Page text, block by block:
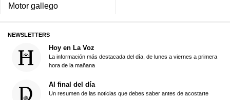
Motor gallego
NEWSLETTERS
Hoy en La Voz
La información más destacada del día, de lunes a viernes a primera
hora de la mañana
Al final del día
Un resumen de las noticias que debes saber antes de acostarte